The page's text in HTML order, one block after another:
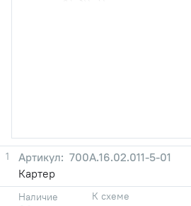
1
700А.16.02.011-5-01
Картер
Наличие
К схеме